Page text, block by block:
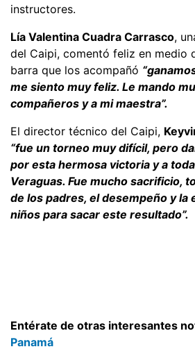
instructores.
Lía Valentina Cuadra Carrasco,
del Caipi, comentó feliz en medio
barra que los acompañó
me siento muy feliz. Le mando
compañeros y a mi maestra”.
El director técnico del Caipi,
“fue un torneo muy difícil, pero
por esta hermosa victoria y a
Veraguas. Fue mucho sacrificio,
de los padres, el desempeño y la
niños para sacar este resultado”.
Entérate de otras interesantes
Panamá